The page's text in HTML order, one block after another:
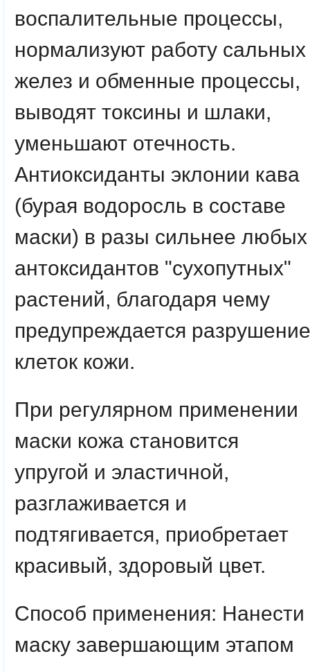
воспалительные процессы,
нормализуют работу сальных
желез и обменные процессы,
выводят токсины и шлаки,
уменьшают отечность.
Антиоксиданты эклонии кава
(бурая водоросль в составе
маски) в разы сильнее любых
антоксидантов "сухопутных"
растений, благодаря чему
предупреждается разрушение
клеток кожи.
При регулярном применении
маски кожа становится
упругой и эластичной,
разглаживается и
подтягивается, приобретает
красивый, здоровый цвет.
Способ применения: Нанести
маску завершающим этапом